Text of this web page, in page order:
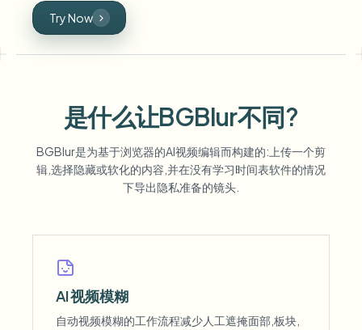
Try Now
是什么让BGBlur不同?
BGBlur是为基于浏览器的AI视频编辑而构建的:上传一个剪
辑,选择隐藏或软化的内容,并在没有学习时间表软件的情况
下导出隐私准备的镜头.
AI 视频模糊
自动视频模糊的工作流程减少人工遮掩面部,板块,